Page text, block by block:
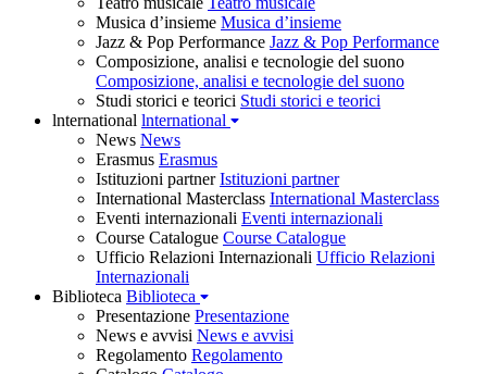
Musica d’insieme Musica d’insieme
Jazz & Pop Performance Jazz & Pop Performance
Composizione, analisi e tecnologie del suono
Composizione, analisi e tecnologie del suono
Studi storici e teorici Studi storici e teorici
lnternational lnternational
News News
Erasmus Erasmus
Istituzioni partner Istituzioni partner
International Masterclass International Masterclass
Eventi internazionali Eventi internazionali
Course Catalogue Course Catalogue
Ufficio Relazioni Internazionali Ufficio Relazioni
Internazionali
Biblioteca Biblioteca
Presentazione Presentazione
News e avvisi News e avvisi
Regolamento Regolamento